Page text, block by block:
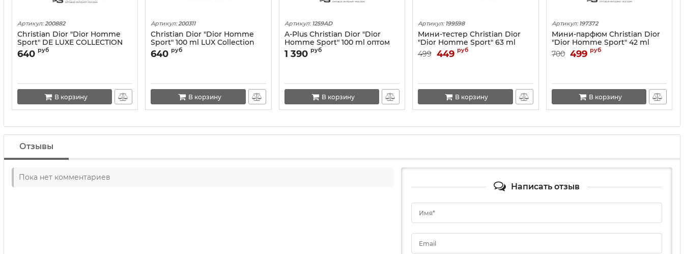
Артикул: 200882
Christian Dior "Dior Homme
Sport" DE LUXE COLLECTION
55 ml
640 руб
В корзину
Артикул: 200311
Christian Dior "Dior Homme
Sport" 100 ml LUX Collection
640 руб
В корзину
Артикул: 1259AD
A-Plus Christian Dior "Dior
Homme Sport" 100 ml оптом
1 390 руб
В корзину
Артикул: 199598
Мини-тестер Christian Dior
"Dior Homme Sport" 63 ml
499 449 руб
В корзину
Артикул: 197372
Мини-парфюм Christian Dior
"Dior Homme Sport" 42 ml
NEW
700 499 руб
В корзину
Отзывы
Пока нет комментариев
Написать отзыв
Имя*
Email